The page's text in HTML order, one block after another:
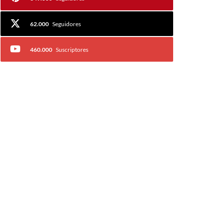
62.000 Seguidores
460.000 Suscriptores